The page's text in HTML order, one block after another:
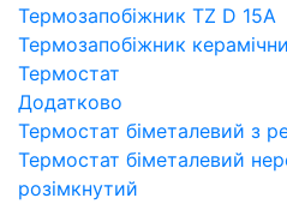
Термозапобіжник TZ D 15A
Термозапобіжник
Термостат
Додатково
Термостат біметалевий з
Термостат біметалевий
розімкнутий